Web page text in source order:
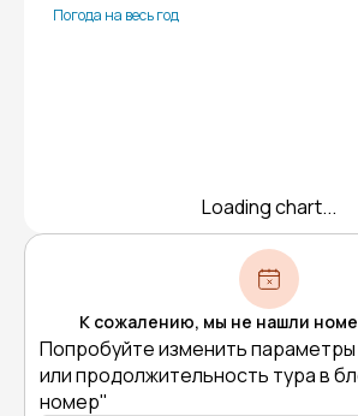
Погода на весь год
Loading chart...
К сожалению, мы не нашли
Попробуйте изменить параметры
или продолжительность тура в
номер"